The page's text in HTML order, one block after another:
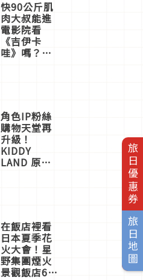
旅日優惠券
旅日地圖
快90公斤肌
肉大叔能進
電影院看
《吉伊卡
哇》嗎？日
一同給出了
答案
角色IP粉絲
購物天堂再
升級！
KIDDY
LAND 原宿
店3分即達
在飯店裡看
日本夏季花
火大會！星
野集團煙火
景觀飯店6